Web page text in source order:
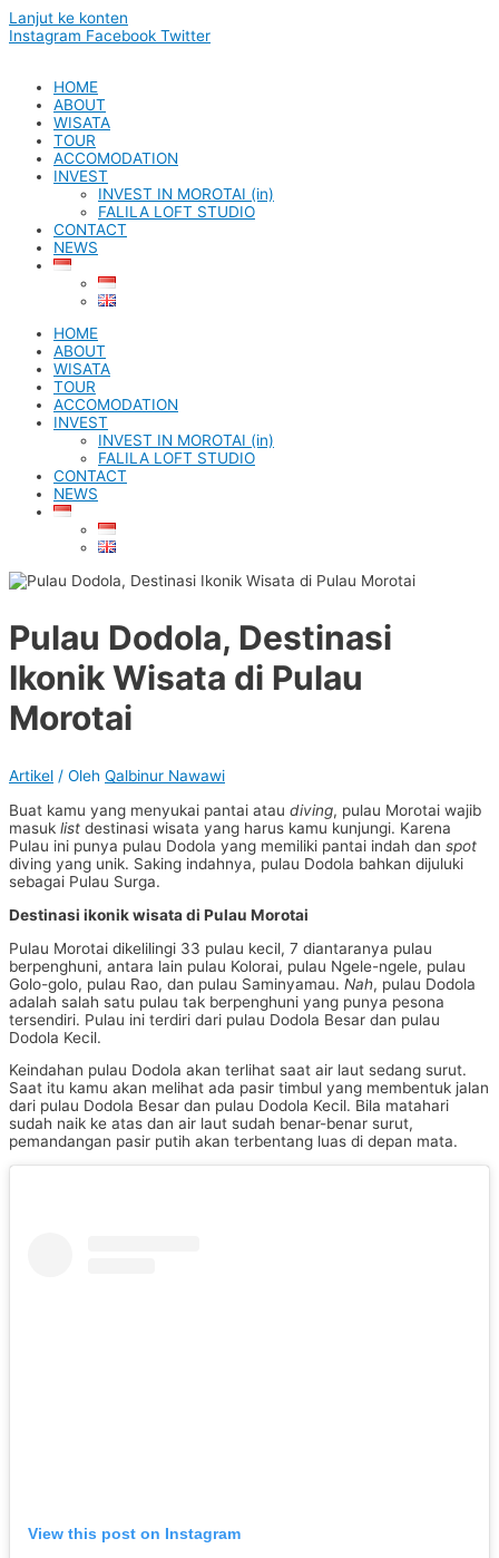
Lanjut ke konten
Instagram Facebook Twitter
HOME
ABOUT
WISATA
TOUR
ACCOMODATION
INVEST
INVEST IN MOROTAI (in)
FALILA LOFT STUDIO
CONTACT
NEWS
HOME
ABOUT
WISATA
TOUR
ACCOMODATION
INVEST
INVEST IN MOROTAI (in)
FALILA LOFT STUDIO
CONTACT
NEWS
Pulau Dodola, Destinasi
Ikonik Wisata di Pulau
Morotai
Artikel / Oleh Qalbinur Nawawi
Buat kamu yang menyukai pantai atau diving, pulau Morotai wajib
masuk list destinasi wisata yang harus kamu kunjungi. Karena
Pulau ini punya pulau Dodola yang memiliki pantai indah dan spot
diving yang unik. Saking indahnya, pulau Dodola bahkan dijuluki
sebagai Pulau Surga.
Destinasi ikonik wisata di Pulau Morotai
Pulau Morotai dikelilingi 33 pulau kecil, 7 diantaranya pulau
berpenghuni, antara lain pulau Kolorai, pulau Ngele-ngele, pulau
Golo-golo, pulau Rao, dan pulau Saminyamau. Nah, pulau Dodola
adalah salah satu pulau tak berpenghuni yang punya pesona
tersendiri. Pulau ini terdiri dari pulau Dodola Besar dan pulau
Dodola Kecil.
Keindahan pulau Dodola akan terlihat saat air laut sedang surut.
Saat itu kamu akan melihat ada pasir timbul yang membentuk jalan
dari pulau Dodola Besar dan pulau Dodola Kecil. Bila matahari
sudah naik ke atas dan air laut sudah benar-benar surut,
pemandangan pasir putih akan terbentang luas di depan mata.
View this post on Instagram